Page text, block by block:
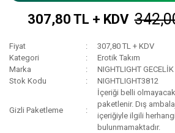
307,80 TL + KDV
Fiyat
307,80 TL + KDV
Kategori
Erotik Takım
Marka
NIGHTLIGHT GECELİK
Stok Kodu
NIGHTLIGHT3812
Gizli Paketleme
İçeriği belli
paketlenir. Dış
içeriğiyle ilgili
bulunmamaktadır.